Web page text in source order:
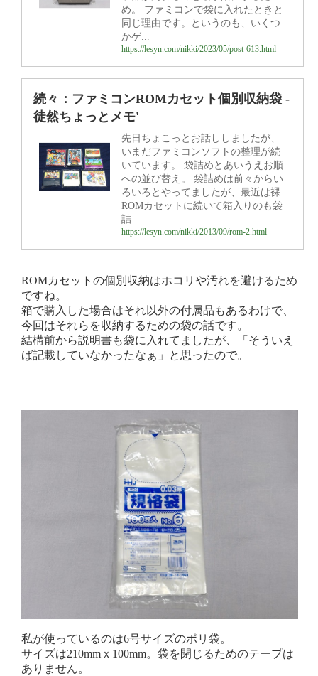
め。 ファミコンで袋に入れたときと
同じ理由です。というのも、いくつ
かゲ...
https://lesyn.com/nikki/2023/05/post-613.html
続々：ファミコンROMカセット個別収納袋 -
徒然ちょっとメモ'
先日ちょこっとお話ししましたが、
いまだファミコンソフトの整理が続
いています。 袋詰めとあいうえお順
への並び替え。 袋詰めは前々からい
ろいろとやってましたが、最近は裸
ROMカセットに続いて箱入りのも袋
詰...
https://lesyn.com/nikki/2013/09/rom-2.html
ROMカセットの個別収納はホコリや汚れを避けるため
ですね。
箱で購入した場合はそれ以外の付属品もあるわけで、
今回はそれらを収納するための袋の話です。
結構前から説明書も袋に入れてましたが、「そういえ
ば記載していなかったなぁ」と思ったので。
私が使っているのは6号サイズのポリ袋。
サイズは210mmｘ100mm。袋を閉じるためのテープは
ありません。